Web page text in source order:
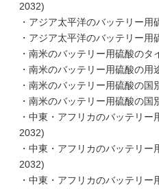
2032)
・アジア太平洋のバッテリー
・アジア太平洋のバッテリー
・南米のバッテリー用硫酸の
・南米のバッテリー用硫酸の
・南米のバッテリー用硫酸の
・南米のバッテリー用硫酸の
・中東・アフリカのバッテリ
2032)
・中東・アフリカのバッテリ
2032)
・中東・アフリカのバッテリ